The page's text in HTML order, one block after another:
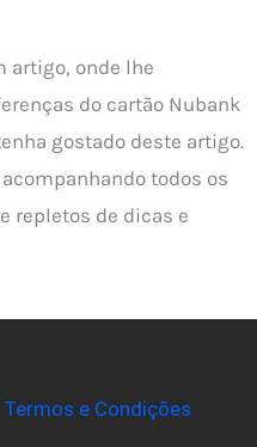
artigo, onde lhe
do cartão Nubank
gostado deste artigo.
todos os
repletos de dicas e
Termos e Condições